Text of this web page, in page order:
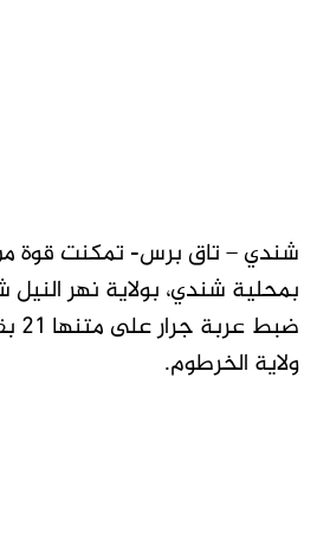
شندي – تاق برس- تمكنت قوة
بمحلية شندي، بولاية نهر
ولاية الخرطوم.